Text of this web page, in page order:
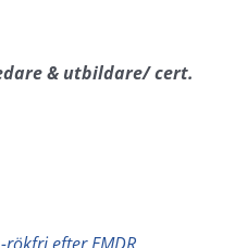
& utbildare/ cert.